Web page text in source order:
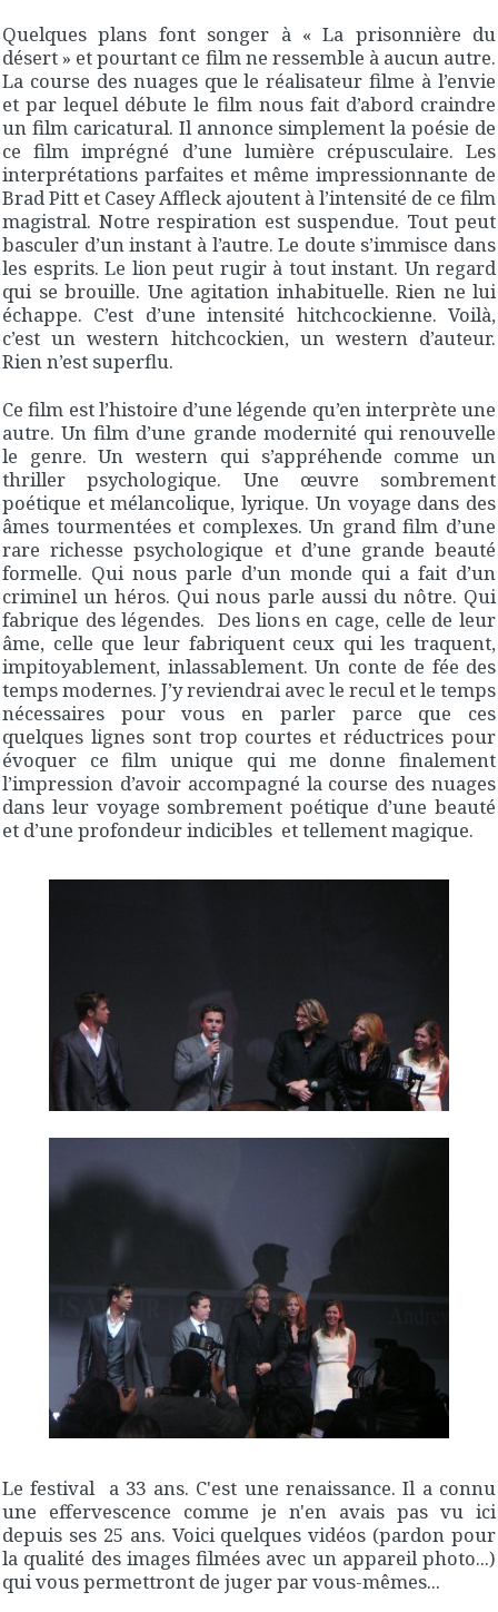
Quelques plans font songer à « La prisonnière du
désert » et pourtant ce film ne ressemble à aucun autre.
La course des nuages que le réalisateur filme à l’envie
et par lequel débute le film nous fait d’abord craindre
un film caricatural. Il annonce simplement la poésie de
ce film imprégné d’une lumière crépusculaire. Les
interprétations parfaites et même impressionnante de
Brad Pitt et Casey Affleck ajoutent à l’intensité de ce film
magistral. Notre respiration est suspendue. Tout peut
basculer d’un instant à l’autre. Le doute s’immisce dans
les esprits. Le lion peut rugir à tout instant. Un regard
qui se brouille. Une agitation inhabituelle. Rien ne lui
échappe. C’est d’une intensité hitchcockienne. Voilà,
c’est un western hitchcockien, un western d’auteur.
Rien n’est superflu.
Ce film est l’histoire d’une légende qu’en interprète une
autre. Un film d’une grande modernité qui renouvelle
le genre. Un western qui s’appréhende comme un
thriller psychologique. Une œuvre sombrement
poétique et mélancolique, lyrique. Un voyage dans des
âmes tourmentées et complexes. Un grand film d’une
rare richesse psychologique et d’une grande beauté
formelle. Qui nous parle d’un monde qui a fait d’un
criminel un héros. Qui nous parle aussi du nôtre. Qui
fabrique des légendes. Des lions en cage, celle de leur
âme, celle que leur fabriquent ceux qui les traquent,
impitoyablement, inlassablement. Un conte de fée des
temps modernes. J’y reviendrai avec le recul et le temps
nécessaires pour vous en parler parce que ces
quelques lignes sont trop courtes et réductrices pour
évoquer ce film unique qui me donne finalement
l’impression d’avoir accompagné la course des nuages
dans leur voyage sombrement poétique d’une beauté
et d’une profondeur indicibles et tellement magique.
Le festival a 33 ans. C'est une renaissance. Il a connu
une effervescence comme je n'en avais pas vu ici
depuis ses 25 ans. Voici quelques vidéos (pardon pour
la qualité des images filmées avec un appareil photo...)
qui vous permettront de juger par vous-mêmes...